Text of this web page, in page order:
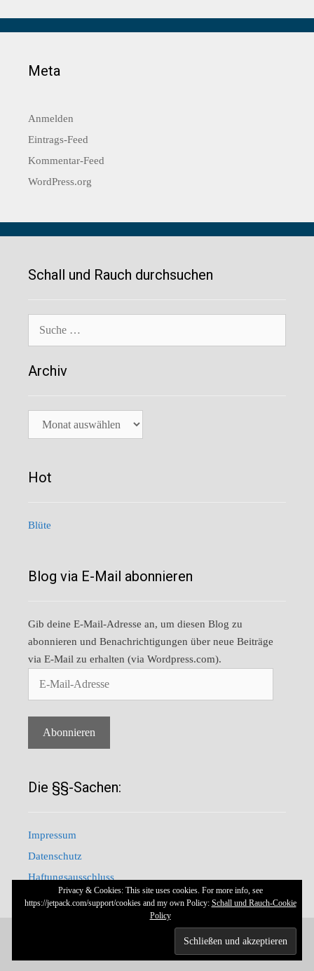
Meta
Anmelden
Eintrags-Feed
Kommentar-Feed
WordPress.org
Schall und Rauch durchsuchen
Archiv
Hot
Blüte
Blog via E-Mail abonnieren
Gib deine E-Mail-Adresse an, um diesen Blog zu
abonnieren und Benachrichtigungen über neue Beiträge
via E-Mail zu erhalten (via Wordpress.com).
Abonnieren
Die §§-Sachen:
Impressum
Datenschutz
Haftungsausschluss
Privacy & Cookies: This site uses cookies. For more info, see
https://jetpack.com/support/cookies and my own Policy: Schall und Rauch-Cookie
Policy
• Erstellt mitGeneratePress